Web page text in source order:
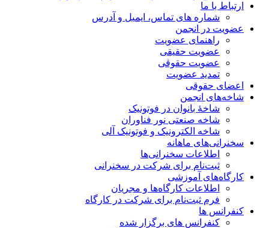
ارتباط با ما
شماره های تماس، ایمیل و آدرس
عضویت در انجمن
راهنمای عضویت
عضویت حقیقی
عضویت حقوقی
تمدید عضویت
اعضای حقوقی
شاخه‌های انجمن
شاخۀ بانوان در فوتونیک
شاخه صنعتی نور فناوران
شاخه‌ الکترونیک و فوتونیک آلی
سخنرانی‌های ماهانه
اطلاعات سخنرانی‌‌ها
ثبت‌نام برای شرکت در سخنرانی
کارگاه‌های آموزشی
اطلاعات کارگاه‌ها و مجریان
فرم ثبت‌نام برای شرکت در کارگاه
کنفرانس ها
کنفرانس های برگزار شده